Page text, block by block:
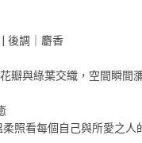
後調｜麝香
瓣與綠葉交織，空間瞬間
照看每個自己與所愛之人